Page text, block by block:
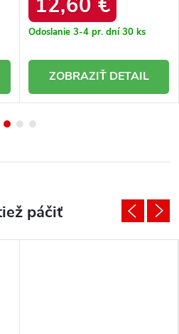
12,60 €
Odoslanie 3-4 pr. dní30 ks
DETAIL